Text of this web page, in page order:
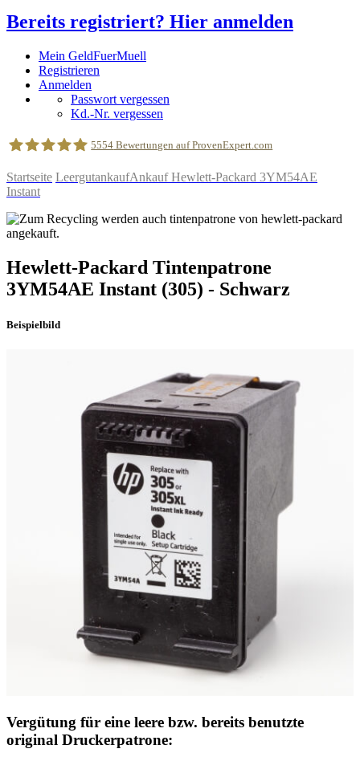
Bereits registriert? Hier anmelden
Mein GeldFuerMuell
Registrieren
Anmelden
Passwort vergessen
Kd.-Nr. vergessen
geldfuermuell GmbH
5554 Bewertungen auf ProvenExpert.com
Startseite LeergutankaufAnkauf Hewlett-Packard 3YM54AE
Instant
Hewlett-Packard Tintenpatrone
3YM54AE Instant (305) - Schwarz
Beispielbild
Vergütung für eine leere bzw. bereits benutzte
original Druckerpatrone: